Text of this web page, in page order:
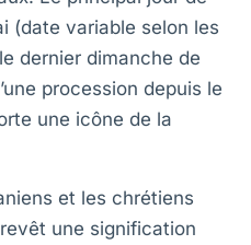
(date variable selon les
dernier dimanche de
procession depuis le
une icône de la
et les chrétiens
une signification